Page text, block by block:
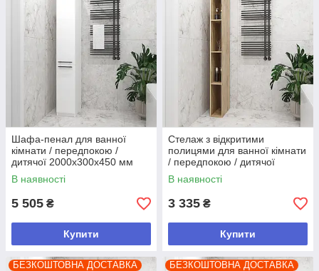
Шафа-пенал для ванної
кімнати / передпокою /
дитячої 2000х300х450 мм
Білий
В наявності
5 505 ₴
Купити
Стелаж з відкритими
полицями для ванної кімнати
/ передпокою / дитячої
2000х200х450 мм Дуб
Сонома
В наявності
3 335 ₴
Купити
БЕЗКОШТОВНА ДОСТАВКА БЕЗКОШТОВНА ДОСТАВКА